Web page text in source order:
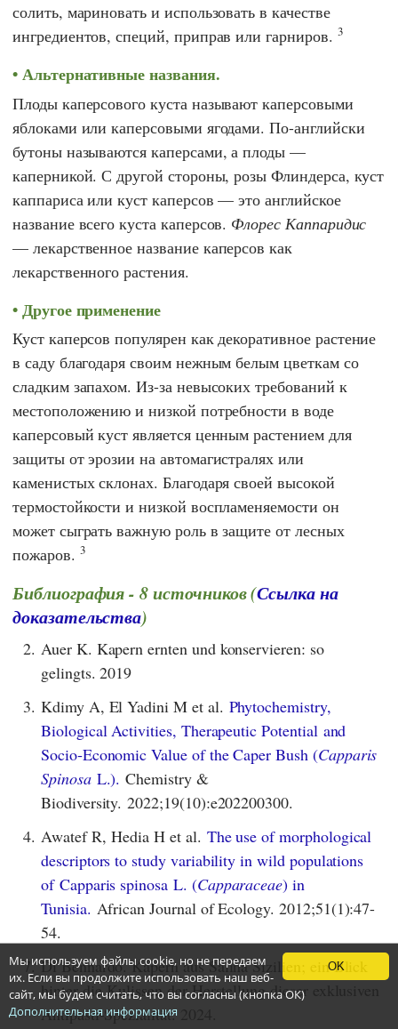
солить, мариновать и использовать в качестве
ингредиентов, специй, приправ или гарниров. 3
Альтернативные названия.
Плоды каперсового куста называют каперсовыми
яблоками или каперсовыми ягодами. По-английски
бутоны называются каперсами, а плоды —
каперникой. С другой стороны, розы Флиндерса, куст
каппариса или куст каперсов — это английское
название всего куста каперсов. Флорес Каппаридис
— лекарственное название каперсов как
лекарственного растения.
Другое применение
Куст каперсов популярен как декоративное растение
в саду благодаря своим нежным белым цветкам со
сладким запахом. Из-за невысоких требований к
местоположению и низкой потребности в воде
каперсовый куст является ценным растением для
защиты от эрозии на автомагистралях или
каменистых склонах. Благодаря своей высокой
термостойкости и низкой воспламеняемости он
может сыграть важную роль в защите от лесных
пожаров. 3
Библиография - 8 источников (Ссылка на
доказательства)
2. Auer K. Kapern ernten und konservieren: so
gelingts. 2019
3. Kdimy A, El Yadini M et al. Phytochemistry,
Biological Activities, Therapeutic Potential and
Socio‐Economic Value of the Caper Bush (Capparis
SpinosaL.). Chemistry &
Biodiversity. 2022;19(10):e202200300.
4. Awatef R, Hedia H et al. The use of morphological
descriptors to study variability in wild populations
of Capparis spinosa L. (Capparaceae) in
Tunisia. African Journal of Ecology. 2012;51(1):47-
54.
7. Di Bennardo. Kapern aus Salina Sizilien; ein Blick
hinter die Kulissen der Herstellung dieser exklusiven
Antipasti-Spezialität. 2024.
OK
Мы используем файлы cookie, но не передаем
их. Если вы продолжите использовать наш веб-
сайт, мы будем считать, что вы согласны (кнопка ОК)
Дополнительная информация